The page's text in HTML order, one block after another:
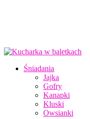
Śniadania
Jajka
Gofry
Kanapki
Kluski
Owsianki